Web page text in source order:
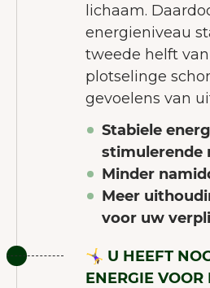
lichaam.
energieniveau
tweede helft
plotselinge
gevoelens van
Stabiele
stimulerende
Minder
Meer
voor uw
🤸‍♀️ U HEEFT
ENERGIE